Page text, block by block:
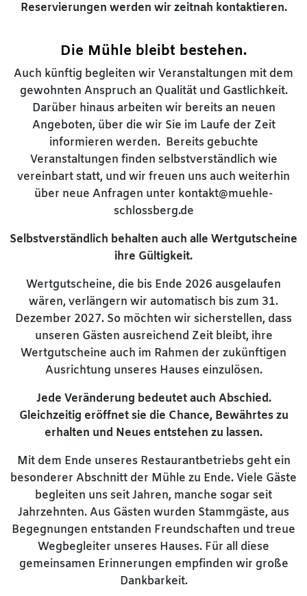
Reservierungen werden wir zeitnah kontaktieren.
Die Mühle bleibt bestehen.
Auch künftig begleiten wir Veranstaltungen mit dem
gewohnten Anspruch an Qualität und Gastlichkeit.
Darüber hinaus arbeiten wir bereits an neuen
Angeboten, über die wir Sie im Laufe der Zeit
informieren werden. Bereits gebuchte
Veranstaltungen finden selbstverständlich wie
vereinbart statt, und wir freuen uns auch weiterhin
über neue Anfragen unter kontakt@muehle-
schlossberg.de
Selbstverständlich behalten auch alle Wertgutscheine
ihre Gültigkeit.
Wertgutscheine, die bis Ende 2026 ausgelaufen
wären, verlängern wir automatisch bis zum 31.
Dezember 2027. So möchten wir sicherstellen, dass
unseren Gästen ausreichend Zeit bleibt, ihre
Wertgutscheine auch im Rahmen der zukünftigen
Ausrichtung unseres Hauses einzulösen.
Jede Veränderung bedeutet auch Abschied.
Gleichzeitig eröffnet sie die Chance, Bewährtes zu
erhalten und Neues entstehen zu lassen.
Mit dem Ende unseres Restaurantbetriebs geht ein
besonderer Abschnitt der Mühle zu Ende. Viele Gäste
begleiten uns seit Jahren, manche sogar seit
Jahrzehnten. Aus Gästen wurden Stammgäste, aus
Begegnungen entstanden Freundschaften und treue
Wegbegleiter unseres Hauses. Für all diese
gemeinsamen Erinnerungen empfinden wir große
Dankbarkeit.